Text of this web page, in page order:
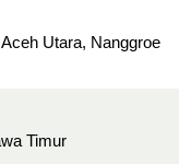
Utara, Nanggroe
Timur